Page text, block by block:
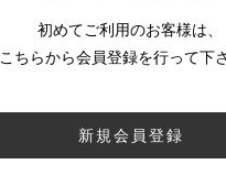
初めてご利用のお客様は、
こちらから会員登録を行って下
新規会員登録